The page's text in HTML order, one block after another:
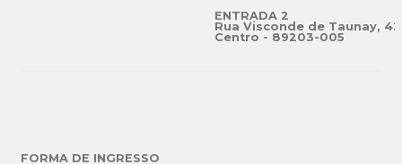
ENTRADA 2
Rua Visconde de Taunay,
Centro - 89203-005
FORMA DE INGRESSO